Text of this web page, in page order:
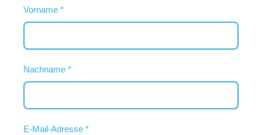
Vorname *
Nachname *
E-Mail-Adresse *